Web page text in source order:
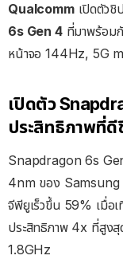
Qualcommเปิดตัวชิ
6s Gen 4ที่มาพร้อมกั
หน้าจอ 144Hz, 5G
เปิดตัว
ประสิทธิภาพที่
Snapdragon 6s
4nm ของ Samsung
จีพียูเร็วขึ้น 59% เมื่
ประสิทธิภาพ 4x ที่สูง
1.8GHz